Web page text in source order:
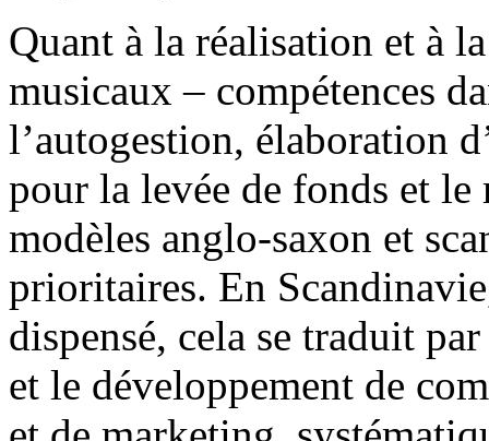
Quant à la réalisation et à
musicaux – compétences
l’autogestion, élaboration
pour la levée de fonds et
modèles anglo-saxon et
prioritaires. En
dispensé, cela se traduit
et le développement de